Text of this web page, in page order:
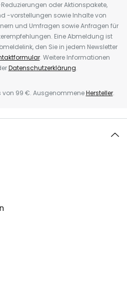
oder Aktionspakete,
-vorstellungen sowie Inhalte von
und Umfragen sowie Anfragen für
Eine Abmeldung ist
den Sie in jedem Newsletter
. Weitere Informationen
Datenschutzerklärung.
von 99 €. AusgenommeneHersteller.